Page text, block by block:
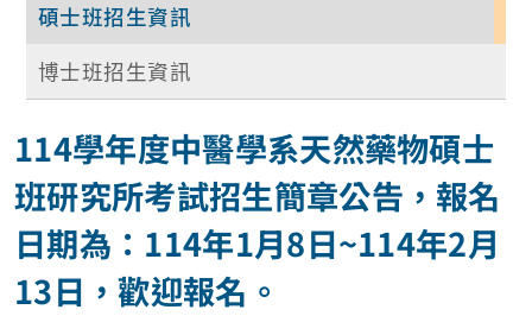
碩士班招生資訊
博士班招生資訊
114學年度中醫學系天然藥物碩士
班研究所考試招生簡章公告，報名
日期為：114年1月8日~114年2月
13日，歡迎報名。